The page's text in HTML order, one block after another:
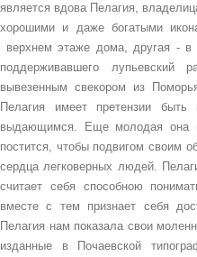
является вдова Пелагия,
хорошими и даже богатыми
верхнем этаже дома, другая -
поддерживавшего лупьевский
вывезенным свекором из
Пелагия имеет претензии
выдающимся. Еще молодая она
постится, чтобы подвигом своим
сердца легковерных людей.
считает себя способною
вместе с тем признает себя
Пелагия нам показала свои
изданные в Почаевской